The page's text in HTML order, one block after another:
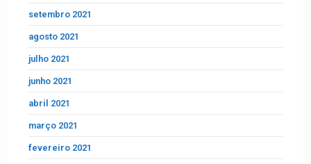
setembro 2021
agosto 2021
julho 2021
junho 2021
abril 2021
março 2021
fevereiro 2021